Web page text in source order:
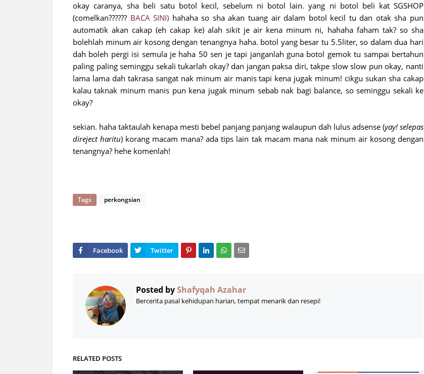
okay caranya, sha beli satu botol kecil, sebelum ni botol lain. yang ni botol beli kat SGSHOP
(comelkan?????? BACA SINI) hahaha so sha akan tuang air dalam botol kecil tu dan otak sha pun
automatik akan cakap (eh cakap ke) alah sikit je air kena minum ni, hahaha faham tak? so sha
bolehlah minum air kosong dengan tenangnya haha. botol yang besar tu 5.5liter, so dalam dua hari
dah boleh pergi isi semula je haha 50 sen je tapi janganlah guna botol gemok tu sampai bertahun
paling paling seminggu sekali tukarlah okay? dan jangan paksa diri, takpe slow slow pun okay, nanti
lama lama dah takrasa sangat nak minum air manis tapi kena jugak minum! cikgu sukan sha cakap
kalau taknak minum manis pun kena jugak minum sebab nak bagi balance, so seminggu sekali ke
okay?
sekian. haha taktaulah kenapa mesti bebel panjang panjang walaupun dah lulus adsense (yay! selepas
direject haritu) korang macam mana? ada tips lain tak macam mana nak minum air kosong dengan
tenangnya? hehe komenlah!
Tags perkongsian
Posted byShafyqah Azahar
Bercerita pasal kehidupan harian, tempat menarik dan resepi!
RELATED POSTS